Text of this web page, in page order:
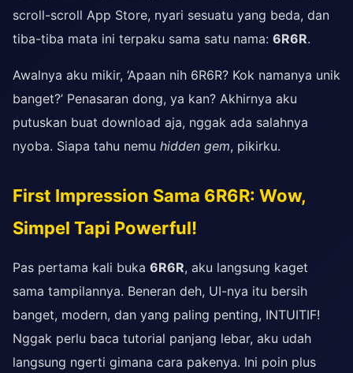
scroll-scroll App Store, nyari sesuatu yang beda, dan
tiba-tiba mata ini terpaku sama satu nama: 6R6R.
Awalnya aku mikir, ‘Apaan nih 6R6R? Kok namanya unik
banget?’ Penasaran dong, ya kan? Akhirnya aku
putuskan buat download aja, nggak ada salahnya
nyoba. Siapa tahu nemu hidden gem, pikirku.
First Impression Sama 6R6R: Wow,
Simpel Tapi Powerful!
Pas pertama kali buka 6R6R, aku langsung kaget
sama tampilannya. Beneran deh, UI-nya itu bersih
banget, modern, dan yang paling penting, INTUITIF!
Nggak perlu baca tutorial panjang lebar, aku udah
langsung ngerti gimana cara pakenya. Ini poin plus